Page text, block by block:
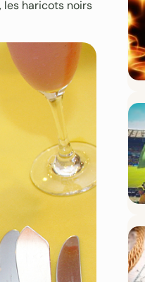
les haricots noirs